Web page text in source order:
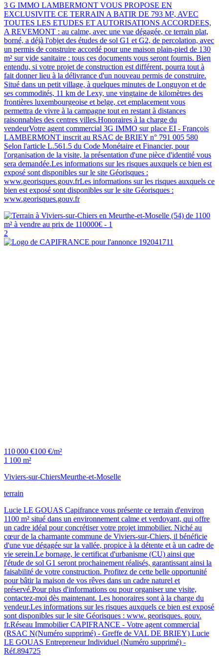
3 G IMMO LAMBERMONT VOUS PROPOSE EN
EXCLUSIVITE CE TERRAIN A BATIR DE 793 M², AVEC
TOUTES LES ETUDES ET AUTORISATIONS ACCORDEES,
A REVEMONT : au calme, avec une vue dégagée, ce terrain plat,
borné, a déjà l'objet des études de sol G1 et G2, de percolation, avec
un permis de construire accordé pour une maison plain-pied de 130
m² sur vide sanitaire : tous ces documents vous seront fournis. Bien
entendu, si votre projet de construction est différent, pourra tout à
fait donner lieu à la délivrance d'un nouveau permis de construire.
Situé dans un petit village, à quelques minutes de Longuyon et de
ses commodités, 11 km de Lexy, une vingtaine de kilomètres des
frontières luxembourgeoise et belge, cet emplacement vous
permettra de vivre à la campagne tout en restant à distances
raisonnables des centres villes.Honoraires à la charge du
vendeurVotre agent commercial 3G IMMO sur place EI - François
LAMBERMONT inscrit au RSAC de BRIEY n° 791 005 580
Selon l'article L.561.5 du Code Monétaire et Financier, pour
l'organisation de la visite, la présentation d'une pièce d'identité vous
sera demandée.Les informations sur les risques auxquels ce bien est
exposé sont disponibles sur le site Géorisques :
www.georisques.gouv.frLes informations sur les risques auxquels ce
bien est exposé sont disponibles sur le site Géorisques :
www.georisques.gouv.fr
2
110 000 €100 €/m²
1 100 m²
Viviers-sur-ChiersMeurthe-et-Moselle
terrain
Lucie LE GOUAS Capifrance vous présente ce terrain d'environ
1100 m² situé dans un environnement calme et verdoyant, qui offre
un cadre idéal pour concrétiser votre projet immobilier. Niché au
cœur de la charmante commune de Viviers-sur-Chiers, il bénéficie
d'une vue dégagée sur la vallée, propice à la détente et à un cadre de
vie serein.Le bornage, le certificat d'urbanisme (CU) ainsi que
l'étude de sol G1 seront prochainement réalisés, garantissant ainsi la
faisabilité de votre construction. Profitez de cette belle opportunité
pour bâtir la maison de vos rêves dans un cadre naturel et
préservé.Pour plus d'informations ou pour organiser une visite,
contactez-moi dès maintenant. Les honoraires sont à la charge du
vendeur.Les informations sur les risques auxquels ce bien est exposé
sont disponibles sur le site Géorisques : www. georisques. gouv.
fr.Réseau Immobilier CAPIFRANCE - Votre agent commercial
(RSAC N(Numéro supprimé) - Greffe de VAL DE BRIEY) Lucie
LE GOUAS Entrepreneur Individuel (Numéro supprimé) -
Réf.894725